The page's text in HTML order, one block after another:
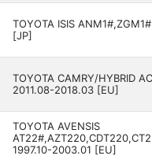
TOYOTA ISIS
[JP]
TOYOTA CAMRY/HYBRID
201­1.08-2018.03 [EU]
TOYOTA AVENSIS
1997.10-2003.01 [EU]